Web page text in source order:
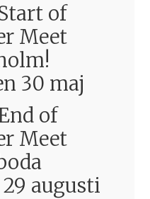
of
Meet
30 maj
of
Meet
augusti